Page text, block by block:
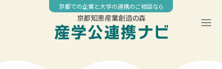
京都での企業と大学の連携のご相談なら
京都知恵産業創造の森